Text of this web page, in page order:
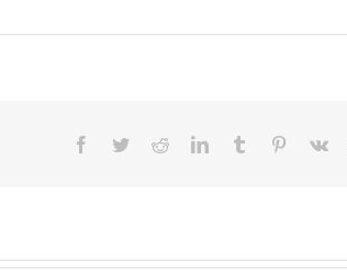
Facebook
TwitterRedditLinkedInTumblr Pinterest
Vk